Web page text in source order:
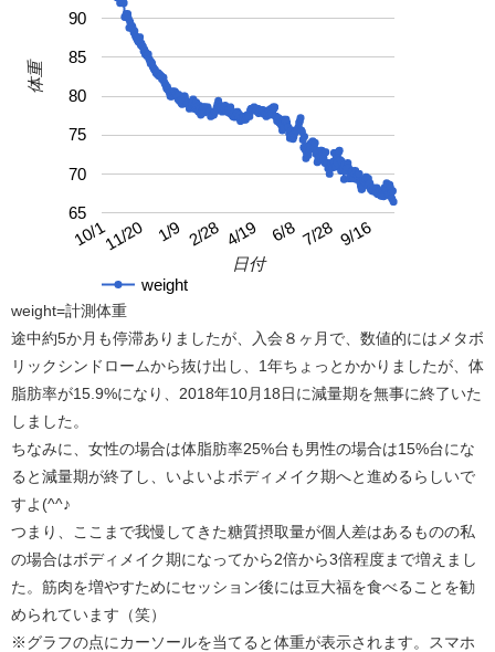
weight
10/111/20 1/9 2/28 4/19 6/8 7/28 9/16
65
70
75
80
85
90
日付
体重
weight=計測体重
途中約5か月も停滞ありましたが、入会８ヶ月で、数値的にはメタボ
リックシンドロームから抜け出し、1年ちょっとかかりましたが、体
脂肪率が15.9%になり、2018年10月18日に減量期を無事に終了いた
しました。
ちなみに、女性の場合は体脂肪率25%台も男性の場合は15%台にな
ると減量期が終了し、いよいよボディメイク期へと進めるらしいで
すよ(^^♪
つまり、ここまで我慢してきた糖質摂取量が個人差はあるものの私
の場合はボディメイク期になってから2倍から3倍程度まで増えまし
た。筋肉を増やすためにセッション後には豆大福を食べることを勧
められています（笑）
※グラフの点にカーソールを当てると体重が表示されます。スマホ